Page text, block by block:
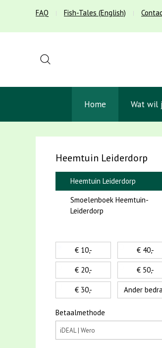
FAQ Fish-Tales (English)
Home Wat wil
Heemtuin Leiderdorp
Heemtuin Leiderdorp
Smoelenboek Heemtuin-
Leiderdorp
€ 10,-
€ 20,-
€ 30,-
€ 40,-
€ 50,-
Ander
Betaalmethode